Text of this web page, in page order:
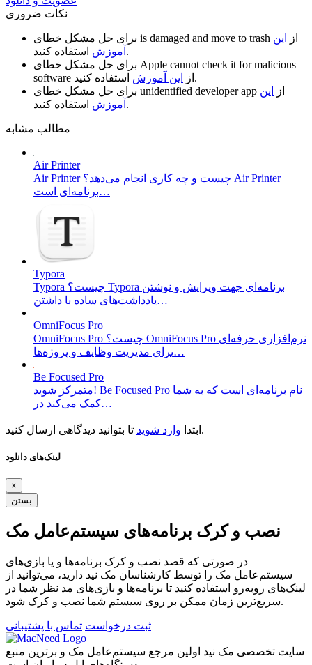
نکات ضروری
is damaged and move to trash از
این
آموزش استفاده کنید.
Apple cannot check it for malicious
software
از این آموزش
استفاده کنید.
unidentified developer app از
این
آموزش استفاده کنید.
مطالب مشابه
Air Printer
Air Printer چیست و چه کاری انجام می‌دهد؟ Air Printer
برنامه‌ای است…
Typora
Typora چیست؟ Typora برنامه‌ای جهت ویرایش و نوشتن
یادداشت‌های ساده با داشتن…
OmniFocus Pro
OmniFocus Pro چیست؟ OmniFocus Pro نرم‌افزاری حرفه‌ای
برای مدیریت وظایف و پروژه‌ها…
Be Focused Pro
متمرکز شوید! Be Focused Pro نام برنامه‌ای است که به شما
کمک می‌کند در…
ابتدا وارد شوید تا بتوانید دیدگاهی ارسال کنید.
لینک‌های دانلود
×
بستن
نصب و کرک برنامه‌های سیستم‌عامل مک
در صورتی که قصد نصب و کرک برنامه‌ها و یا بازی‌های
سیستم‌عامل مک را توسط کارشناسان مک نید دارید، می‌توانید از
لینک‌های رو‌به‌رو استفاده کنید تا برنامه‌ها و بازی‌های مد نظر شما در
سریع‌ترین زمان ممکن بر روی سیستم شما نصب و کرک شود.
ثبت درخواست تماس با پشتیبانی
سایت تخصصی مک نید اولین مرجع سیستم‌عامل مک و برترین منبع